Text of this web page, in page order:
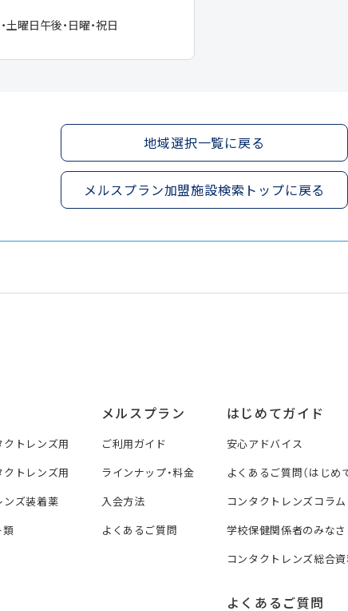
土曜日午後・日曜・祝日
地域選択一覧に戻る
メルスプラン加盟施設検索トップに戻る
トレンズ用
トレンズ用
ンズ装着薬
類
メルスプラン
ご利用ガイド
ラインナップ・料金
入会方法
よくあるご質問
はじめてガイド
安心アドバイス
よくあるご質問（はじめ
コンタクトレンズコラム
学校保健関係者のみな
コンタクトレンズ総合
よくあるご質問